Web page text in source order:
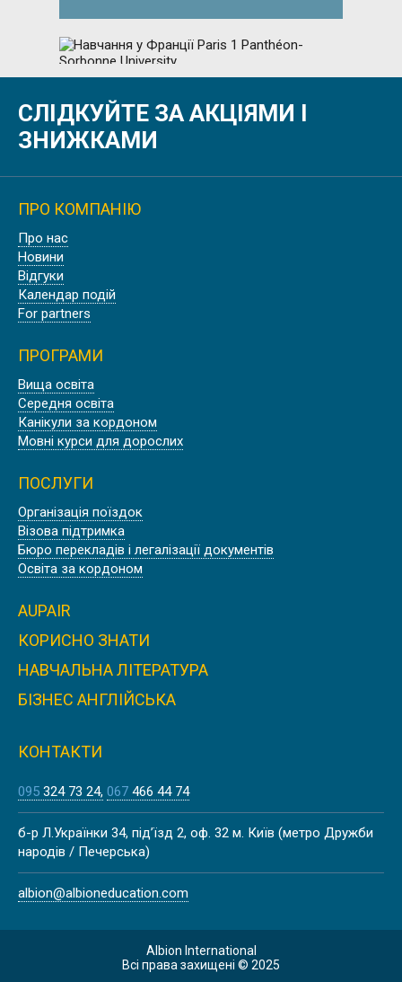
НАВЧАННЯ У ФРАНЦІЇ PARIS 1
PANTHÉON-SORBONNE UNIVERSITY
ШТУДІЄНКОЛЕГ КАРЛСРУЕ,
НІМЕЧЧИНА
WASHINGTON STATE UNIVERSITY |
CША
ILLINOIS STATE UNIVERSITY | CША
COLORADO STATE UNIVERSITY |
UNIVERSITY OF APPLIED SCIENCES
СЛІДКУЙТЕ ЗА АКЦІЯМИ І
ЗНИЖКАМИ
ПРО КОМПАНІЮ
Про нас
Новини
Відгуки
Календар подій
For partners
ПРОГРАМИ
Вища освіта
Середня освіта
Канікули за кордоном
Мовні курси для дорослих
ПОСЛУГИ
Організація поїздок
Візова підтримка
Бюро перекладів і легалізації документів
Освіта за кордоном
AUPAIR
КОРИСНО ЗНАТИ
НАВЧАЛЬНА ЛІТЕРАТУРА
БІЗНЕС АНГЛІЙСЬКА
КОНТАКТИ
095 324 73 24 067 466 44 74
б-р Л.Українки 34, під’їзд 2, оф. 32 м. Київ (метро Дружби
народів / Печерська)
albion@albioneducation.com
Albion International
Всі права захищені © 2025